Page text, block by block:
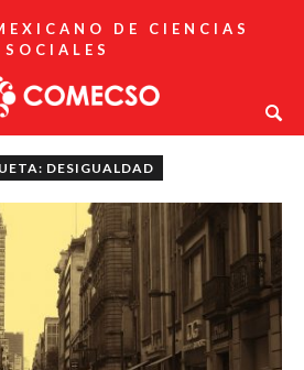
DE CIENCIAS
SOCIALES
DESIGUALDAD